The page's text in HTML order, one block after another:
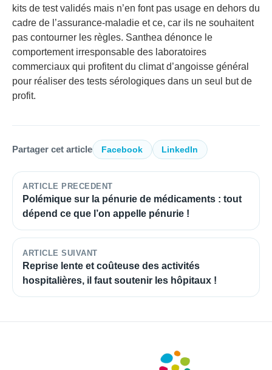
kits de test validés mais n’en font pas usage en dehors du
cadre de l’assurance-maladie et ce, car ils ne souhaitent
pas contourner les règles. Santhea dénonce le
comportement irresponsable des laboratoires
commerciaux qui profitent du climat d’angoisse général
pour réaliser des tests sérologiques dans un seul but de
profit.
Partager cet article Facebook LinkedIn
ARTICLE PRECEDENT
Polémique sur la pénurie de médicaments : tout
dépend ce que l’on appelle pénurie !
ARTICLE SUIVANT
Reprise lente et coûteuse des activités
hospitalières, il faut soutenir les hôpitaux !